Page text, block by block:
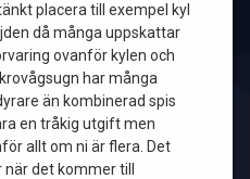
placera till exempel kyl
då många uppskattar
ovanför kylen och
har många
än kombinerad spis
en tråkig utgift men
allt om ni är flera. Det
det kommer till